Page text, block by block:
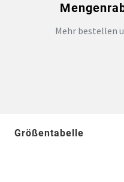
Mehr bestellen
Größentabelle